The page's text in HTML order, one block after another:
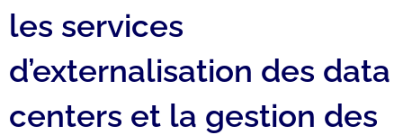
les services
d’externalisation des data
centers et la gestion des